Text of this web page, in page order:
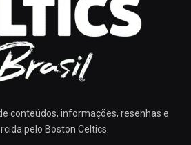
conteúdos, informações, resenhas e
pelo Boston Celtics.